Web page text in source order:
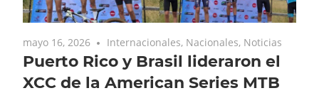
mayo 16, 2026 Internacionales, Nacionales, Noticias
Puerto Rico y Brasil lideraron el
XCC de la American Series MTB